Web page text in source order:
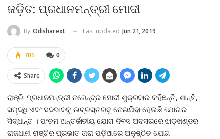
ଜଡ଼ିତ: ପ୍ରଧାନମନ୍ତ୍ରୀ ମୋଦୀ
By Odishanext Last updated Jun 21, 2019
0
701
Share
ରାଞ୍ଚି: ପ୍ରଧାନମନ୍ତ୍ରୀ ନରେନ୍ଦ୍ର ମୋଦୀ ଶୁକ୍ରବାର କହିଛନ୍ତି, ଶାନ୍ତି,
ସମୃଦ୍ଧି ଏବଂ ସଦଭାବକୁ ଉଚ୍ଚସ୍ତରକୁ ନେଇଯିବା ହେଉଛି ଯୋଗର
ସିଦ୍ଧାନ୍ତ । ପଂଚମ ଅନ୍ତର୍ଜାତୀୟ ଯୋଗ ଦିବସ ଅବସରରେ ଝାଡ଼ଖଣ୍ଡର
ରାଜଧାନୀ ରାଞ୍ଚିର ପ୍ରଭାତ ତାରା ପଡ଼ିଆରେ ଅନୁଷ୍ଠିତ ଯୋଗ